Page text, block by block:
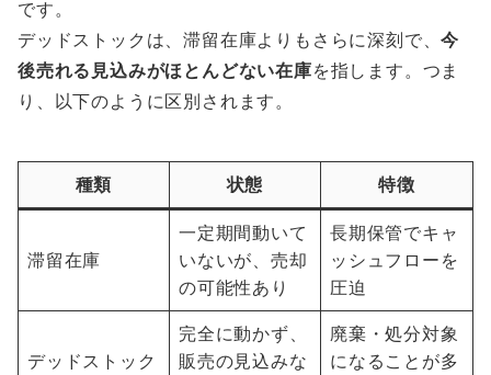
です。
デッドストックは、滞留在庫よりもさらに深刻で、今
後売れる見込みがほとんどない在庫を指します。つま
り、以下のように区別されます。
種類 状態 特徴
滞留在庫
一定期間動いて
いないが、売却
の可能性あり
長期保管でキャ
ッシュフローを
圧迫
デッドストック
完全に動かず、
販売の見込みな
廃棄・処分対象
になることが多